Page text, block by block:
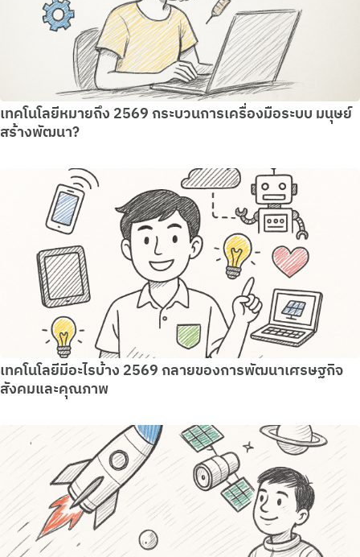
เทคโนโลยีหมายถึง 2569 กระบวนการเครื่องมือระบบ มนุษย์
สร้างพัฒนา?
เทคโนโลยีมีอะไรบ้าง 2569 กลายของการพัฒนาเศรษฐกิจ
สังคมและคุณภาพ